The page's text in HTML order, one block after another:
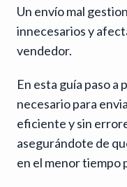
Un envío mal
innecesarios y
vendedor.
En esta guía paso a
necesario para
eficiente y sin
asegurándote de
en el menor tiempo